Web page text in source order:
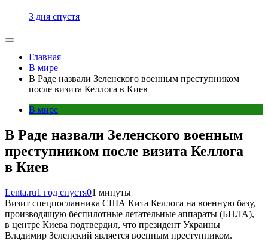
3 дня спустя
Главная
В мире
В Раде назвали Зеленского военным преступником
после визита Келлога в Киев
В мире
В Раде назвали Зеленского военным
преступником после визита Келлога
в Киев
Lenta.ru1 год спустя01 минуты
Визит спецпосланника США Кита Келлога на военную базу,
производящую беспилотные летательные аппараты (БПЛА),
в центре Киева подтвердил, что президент Украины
Владимир Зеленский является военным преступником.